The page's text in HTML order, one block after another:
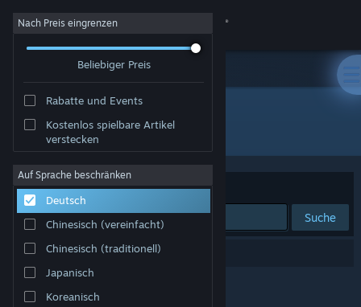
Anmelden
Info
Support
Sprache ändern
Steam-Mobile-App herunterladen
Nach Preis eingrenzen
Beliebiger Preis
Rabatte und Events
Kostenlos spielbare Artikel
verstecken
Auf Sprache beschränken
Deutsch
Chinesisch (vereinfacht)
Chinesisch (traditionell)
Japanisch
Koreanisch
Entwickler: Sexual Orange
Sortieren nach Relevanz
Suche
0 Ergebnisse entsprechen Ihrer Suche.